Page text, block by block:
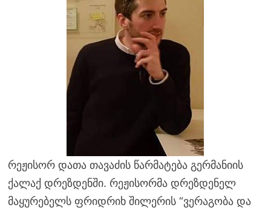
რეჟისორ დათა თავაძის წარმატება გერმანიის
ქალაქ დრეზდენში. რეჟისორმა დრეზდენელ
მაყურებელს ფრიდრიხ შილერის “ვერაგობა და